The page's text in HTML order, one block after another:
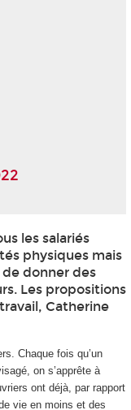
les salariés
physiques mais
donner des
Les propositions
Catherine
Chaque fois qu’un
on s’apprête à
ont déjà, par rapport
vie en moins et des